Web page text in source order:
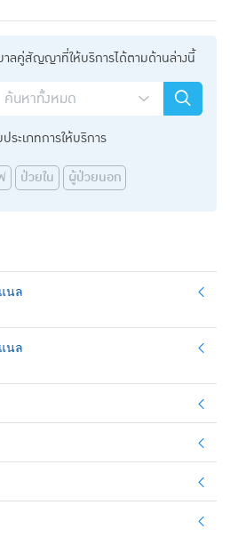
าลคู่สัญญาที่ให้บริการได้ตามด้านล่างนี้
ระเภทการให้บริการ
ป่วยใน ผู้ป่วยนอก
นล
นล